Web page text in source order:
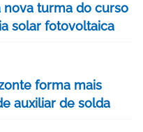
nova turma do curso
solar fotovoltaica
forma mais
auxiliar de solda